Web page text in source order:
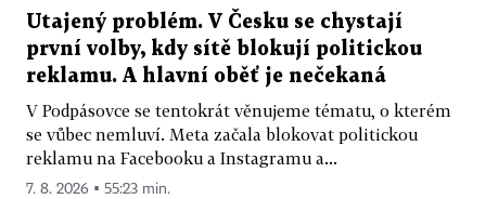
Utajený problém. V Česku se chystají
první volby, kdy sítě blokují politickou
reklamu. A hlavní oběť je nečekaná
V Podpásovce se tentokrát věnujeme tématu, o kterém
se vůbec nemluví. Meta začala blokovat politickou
reklamu na Facebooku a Instagramu a...
7. 8. 2026 ▪ 55:23 min.